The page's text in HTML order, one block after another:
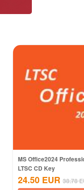
MS Office2024
LTSC CD Key
24.50 EUR 38.78